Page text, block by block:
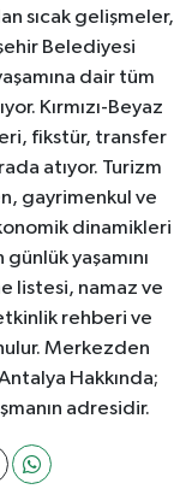
sıcak gelişmeler,
Belediyesi
dair tüm
Kırmızı-Beyaz
fikstür, transfer
atıyor. Turizm
gayrimenkul ve
dinamikleri
yaşamını
listesi, namaz ve
rehberi ve
Merkezden
Hakkında;
adresidir.